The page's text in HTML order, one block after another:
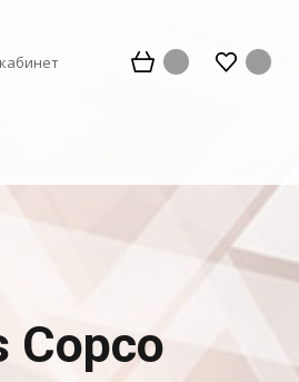
Copco